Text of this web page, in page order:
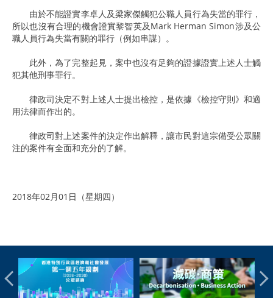
由於不能證實李卓人及梁家傑觸犯公職人員行為失當的罪行，
所以也沒有合理的機會證實黎智英及Mark Herman Simon涉及公
職人員行為失當有關的罪行（例如串謀）。
此外，為了完整起見，案中也沒有足夠的證據證實上述人士觸
犯其他刑事罪行。
律政司決定不對上述人士提出檢控，是依據《檢控守則》和適
用法律而作出的。
律政司對上述案件的決定作出解釋，讓市民對這宗備受公眾關
注的案件有全面和充分的了解。
2018年02月01日（星期四）